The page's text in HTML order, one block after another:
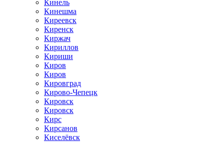
Кинель
Кинешма
Киреевск
Киренск
Киржач
Кириллов
Кириши
Киров
Киров
Кировград
Кирово-Чепецк
Кировск
Кировск
Кирс
Кирсанов
Киселёвск